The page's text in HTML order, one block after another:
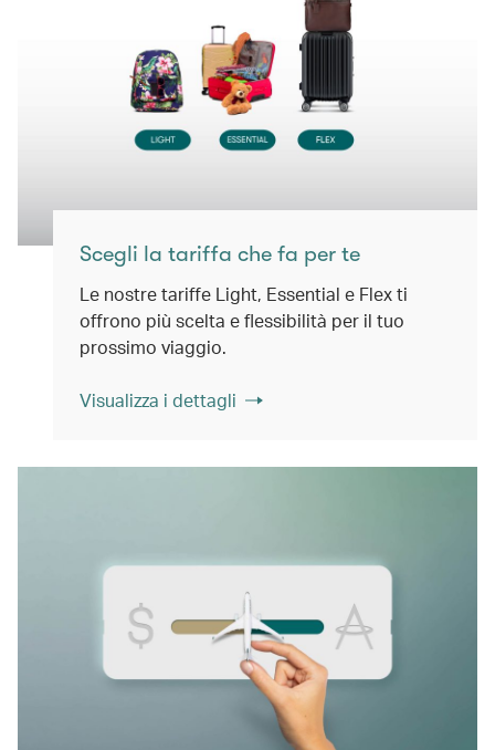
Scegli la tariffa che fa per te
Le nostre tariffe Light, Essential e Flex ti
offrono più scelta e flessibilità per il tuo
prossimo viaggio.
Visualizza i dettagli